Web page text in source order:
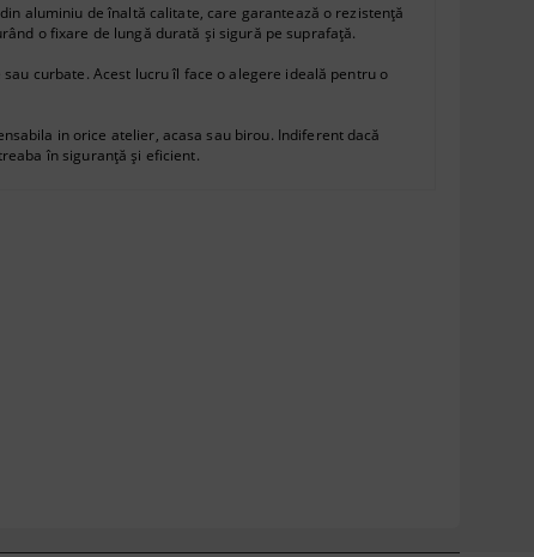
aluminiu de înaltă calitate, care garantează o rezistență
o fixare de lungă durată și sigură pe suprafață.
curbate. Acest lucru îl face o alegere ideală pentru o
in orice atelier, acasa sau birou. Indiferent dacă
în siguranță și eficient.